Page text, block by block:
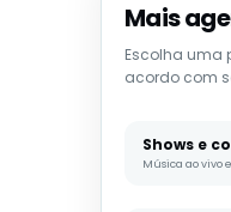
Mais
Escolha uma
acordo com
Shows e
Música ao vivo